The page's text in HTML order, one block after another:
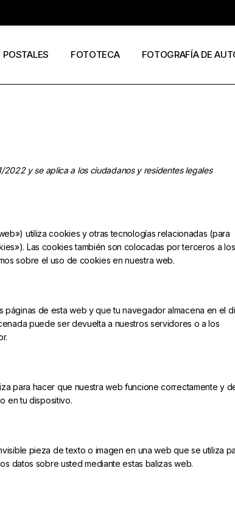
POSTALES FOTOTECA FOTOGRAFÍA DE
y se aplica a los ciudadanos y residentes legales
utiliza cookies y otras tecnologías relacionadas (para
Las cookies también son colocadas por terceros a los
sobre el uso de cookies en nuestra web.
de esta web y que tu navegador almacena en el
puede ser devuelta a nuestros servidores o a los
para hacer que nuestra web funcione correctamente y
en tu dispositivo.
pieza de texto o imagen en una web que se utiliza
datos sobre usted mediante estas balizas web.